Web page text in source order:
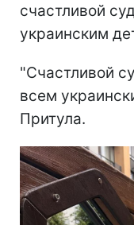
счастливой
украинским
"Счастливой
всем
Притула.